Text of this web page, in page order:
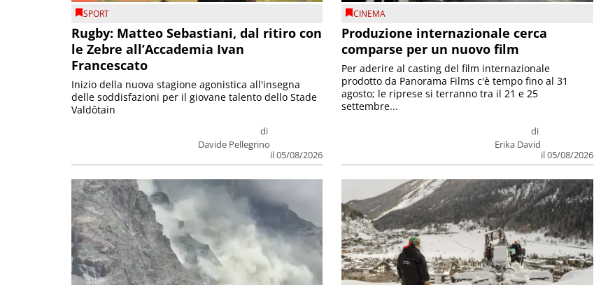
SPORT
Rugby: Matteo Sebastiani, dal ritiro con
le Zebre all’Accademia Ivan
Francescato
di
Davide Pellegrino
il 05/08/2026
Inizio della nuova stagione agonistica all'insegna
delle soddisfazioni per il giovane talento dello Stade
Valdôtain
CINEMA
Produzione internazionale cerca
comparse per un nuovo film
di
Erika David
il 05/08/2026
Per aderire al casting del film internazionale
prodotto da Panorama Films c'è tempo fino al 31
agosto; le riprese si terranno tra il 21 e 25
settembre...